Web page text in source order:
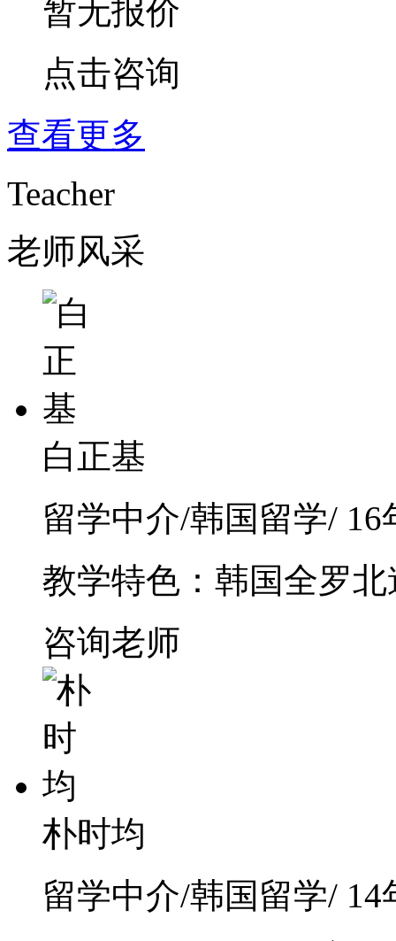
暂无报价
点击咨询
查看更多
Teacher
老师风采
白正基
留学中介/韩国留学/ 16
教学特色：韩国全罗
咨询老师
朴时均
留学中介/韩国留学/ 14